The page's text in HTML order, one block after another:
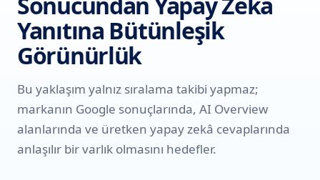
Yanıtına Bütünleşik
Görünürlük
Bu yaklaşım yalnız sıralama takibi yapmaz;
markanın Google sonuçlarında, AI Overview
alanlarında ve üretken yapay zekâ cevaplarında
anlaşılır bir varlık olmasını hedefler.